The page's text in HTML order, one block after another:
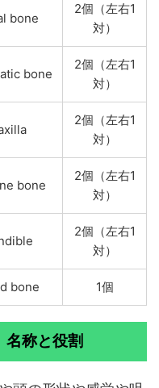
bone
2個（左右1
対）
bone
2個（左右1
対）
2個（左右1
対）
bone
2個（左右1
対）
2個（左右1
対）
bone 1個
名称と役割